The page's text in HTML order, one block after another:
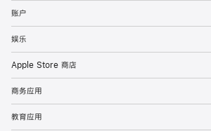
账户
娱乐
Apple Store 商店
商务应用
教育应用